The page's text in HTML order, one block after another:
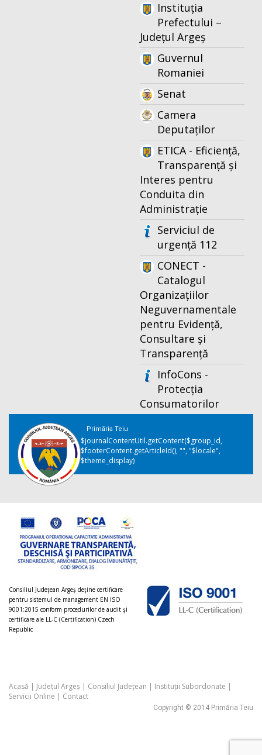
Instituția
Prefectului –
Județul Argeș
Guvernul
Romaniei
Senat
Camera
Deputaților
ETICA - Eficiență,
Transparență și
Interes pentru
Conduita din
Administrație
Serviciul de
urgență 112
CONECT -
Catalogul
Organizațiilor
Neguvernamentale
pentru Evidență,
Consultare și
Transparență
InfoCons -
Protecția
Consumatorilor
Primăria Teiu
$journalContentUtil.getContent($group_id,
$footerContent.getArticleId(), "", "$locale",
$theme_display)
Consiliul Judeţean Argeș deţine certificare
pentru sistemul de management EN ISO
9001:2015 conform procedurilor de audit şi
certificare ale LL-C (Certification) Czech
Republic
Acasă | Județul Argeș | Consiliul Județean | Instituții Subordonate |
Servicii Online | Contact
Copyright © 2014 Primăria Teiu